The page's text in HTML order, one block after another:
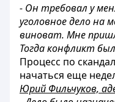
- Он требовал у
уголовное дело на
виноват. Мне
Тогда конфликт
Процесс по
начаться еще
Юрий Фильчуков,